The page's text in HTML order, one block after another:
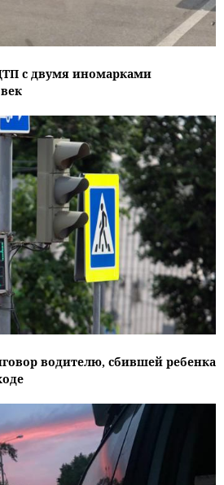
с двумя иномарками
водителю, сбившей ребенка